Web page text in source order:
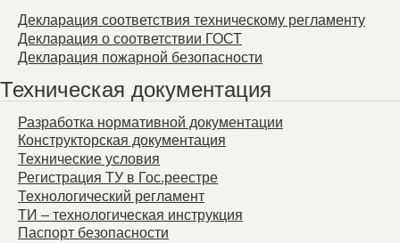
Декларация соответствия техническому регламенту
Декларация о соответствии ГОСТ
Декларация пожарной безопасности
Техническая документация
Разработка нормативной документации
Конструкторская документация
Технические условия
Регистрация ТУ в Гос.реестре
Технологический регламент
ТИ – технологическая инструкция
Паспорт безопасности